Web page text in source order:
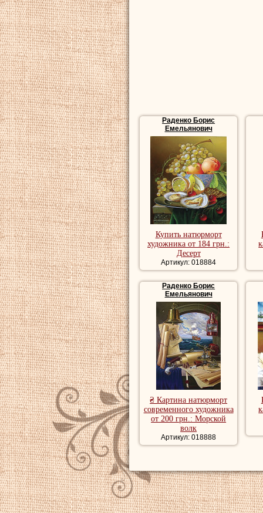
Раденко Борис
Емельянович
Купить натюрморт
художника от 184 грн.:
Десерт
Артикул: 018884
Раденко Борис
Емельянович
₴ Картина натюрморт
современного художника
от 200 грн.: Морской
волк
Артикул: 018888